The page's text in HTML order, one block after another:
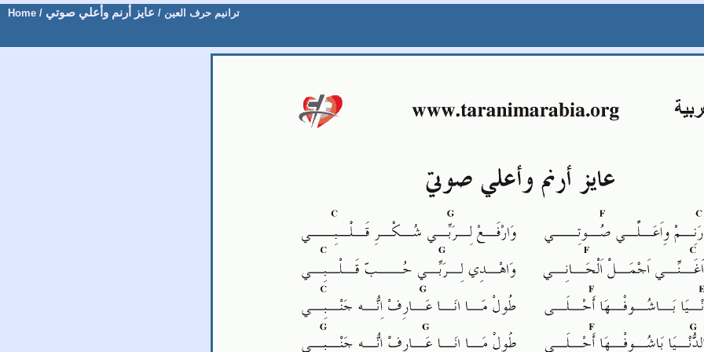
Home / ترانيم حرف العين / عايز أرنم وأعلي صوتي